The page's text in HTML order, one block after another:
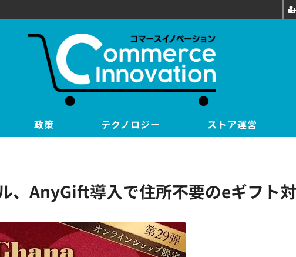
政策 テクノロジー ストア運営
、AnyGift導入で住所不要のeギフト